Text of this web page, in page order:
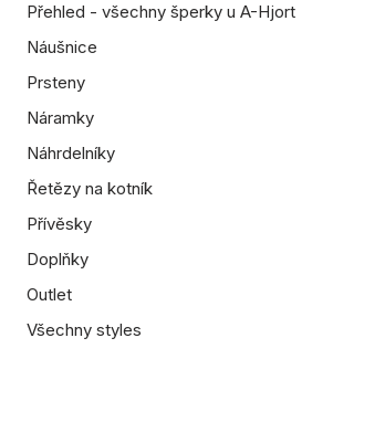
Přehled - všechny šperky u A-Hjort
Náušnice
Prsteny
Náramky
Náhrdelníky
Řetězy na kotník
Přívěsky
Doplňky
Outlet
Všechny styles